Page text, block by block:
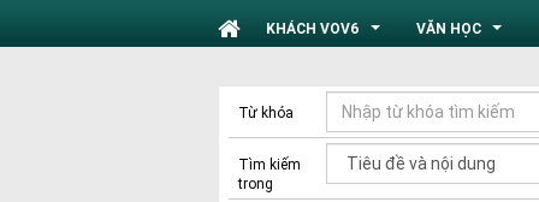
KHÁCH VOV6 VĂN HỌC
Từ khóa
Tìm kiếm
trong